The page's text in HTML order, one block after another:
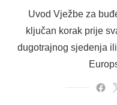
Uvod Vježbe za
ključan korak prije
dugotrajnog sjedenja